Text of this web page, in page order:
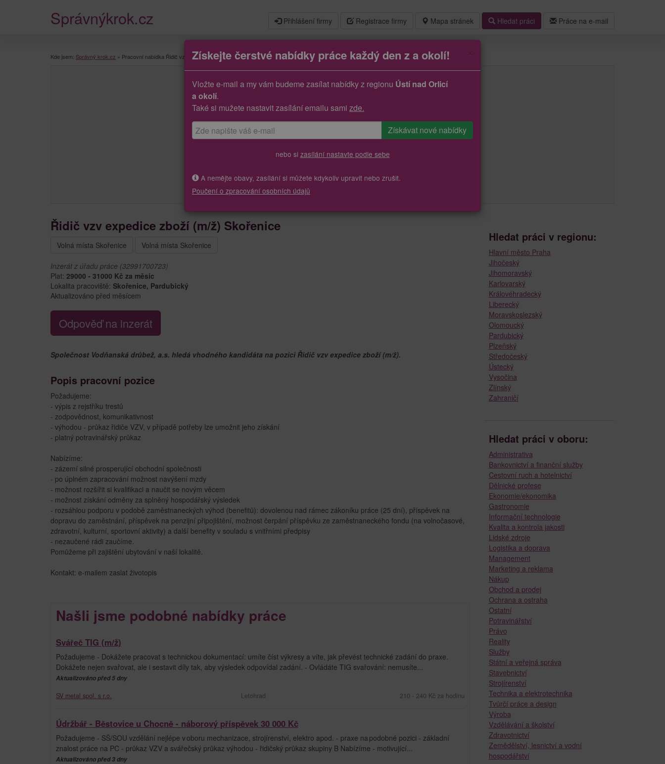
Mapa stránek Hledat práci Práce na e-mail
Správnýkrok.cz Přihlášení firmy Registrace firmy
Kde jsem: Správný krok.cz » Pracovní nabídka Řidič vzv expedice zboží (m/ž)
Řidič vzv expedice zboží (m/ž) Skořenice
Volná místa Skořenice Volná místa Skořenice
Inzerát z úřadu práce (32991700723)
Plat: 29000 - 31000 Kč za měsíc
Lokalita pracoviště: Skořenice, Pardubický
Aktualizováno před měsícem
Odpověď na inzerát
Společnost Vodňanská drůbež, a.s. hledá vhodného kandidáta na pozici Řidič vzv expedice zboží (m/ž).
Popis pracovní pozice
Požadujeme:
- výpis z rejstříku trestů
- zodpovědnost, komunikativnost
- výhodou - průkaz řidiče VZV, v případě potřeby lze umožnit jeho získání
- platný potravinářský průkaz
Nabízíme:
- zázemí silné prosperující obchodní společnosti
- po úplném zapracování možnost navýšení mzdy
- možnost rozšířit si kvalifikaci a naučit se novým věcem
- možnost získání odměny za splněný hospodářský výsledek
- rozsáhlou podporu v podobě zaměstnaneckých výhod (benefitů): dovolenou nad rámec zákoníku práce (25 dní), příspěvek na
dopravu do zaměstnání, příspěvek na penzijní připojištění, možnost čerpání příspěvku ze zaměstnaneckého fondu (na volnočasové,
zdravotní, kulturní, sportovní aktivity) a další benefity v souladu s vnitřními předpisy
- nezaučené rádi zaučíme.
Pomůžeme při zajištění ubytování v naší lokalitě.
Kontakt: e-mailem zaslat životopis
Našli jsme podobné nabídky práce
Svářeč TIG (m/ž)
Požadujeme - Dokážete pracovat s technickou dokumentací: umíte číst výkresy a víte, jak převést technické zadání do praxe.
Dokážete nejen svařovat, ale i sestavit díly tak, aby výsledek odpovídal zadání. - Ovládáte TIG svařování: nemusíte...
Aktualizováno před 5 dny
SV metal spol. s r.o. Letohrad 210 - 240 Kč za hodinu
Údržbář - Běstovice u Chocně - náborový příspěvek 30 000 Kč
Požadujeme - SŠ/SOU vzdělání nejlépe v oboru mechanizace, strojírenství, elektro apod. - praxe na podobné pozici - základní
znalost práce na PC - průkaz VZV a svářečský průkaz výhodou - řidičský průkaz skupiny B Nabízíme - motivující...
Aktualizováno před 3 dny
Získejte čerstvé nabídky práce každý den z a okolí!
Vložte e-mail a my vám budeme zasílat nabídky z regionu Ústí nad Orlicí
a okolí.
Také si mužete nastavit zasílání emailu sami zde.
nebo si zasílání nastavte podle sebe
A nemějte obavy, zasílání si můžete kdykoliv upravit nebo zrušit.
Poučení o zpracování osobních údajů
Hledat práci v regionu:
Hlavní město Praha
Jihočeský
Jihomoravský
Karlovarský
Královéhradecký
Liberecký
Moravskoslezský
Olomoucký
Pardubický
Plzeňský
Středočeský
Ústecký
Vysočina
Zlínský
Zahraničí
Hledat práci v oboru:
Administrativa
Bankovnictví a finanční služby
Cestovní ruch a hotelnictví
Dělnické profese
Ekonomie/ekonomika
Gastronomie
Informační technologie
Kvalita a kontrola jakosti
Lidské zdroje
Logistika a doprava
Management
Marketing a reklama
Nákup
Obchod a prodej
Ochrana a ostraha
Ostatní
Potravinářství
Právo
Reality
Služby
Státní a veřejná správa
Stavebnictví
Strojírenství
Technika a elektrotechnika
Tvůrčí práce a design
Výroba
Vzdělávání a školství
Zdravotnictví
Zemědělství, lesnictví a vodní
hospodářství